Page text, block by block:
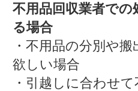
不用品回収業者で
る場合
・不用品の分別や
欲しい場合
・引越しに合わせ